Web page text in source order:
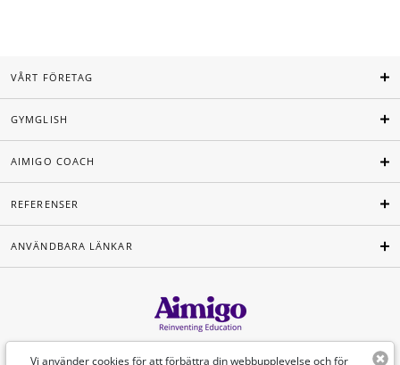
Vi använder cookies för att förbättra din webbupplevelse och för
VÅRT FÖRETAG
GYMGLISH
AIMIGO COACH
REFERENSER
ANVÄNDBARA LÄNKAR
Svenska